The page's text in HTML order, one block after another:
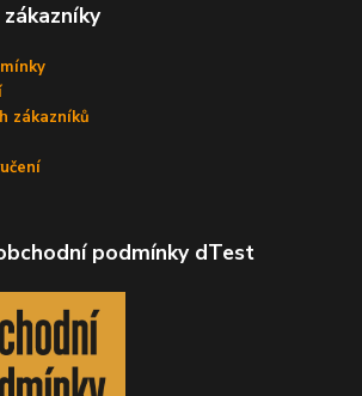
zákazníků
podmínky dTest